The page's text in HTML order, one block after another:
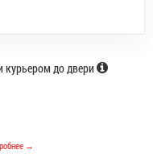
курьером до двери
→